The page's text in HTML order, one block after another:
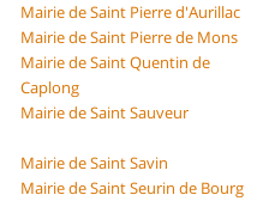
Mairie de Saint Pierre d'Aurillac
Mairie de Saint Pierre de Mons
Mairie de Saint Quentin de
Caplong
Mairie de Saint Sauveur
Mairie de Saint Savin
Mairie de Saint Seurin de Bourg